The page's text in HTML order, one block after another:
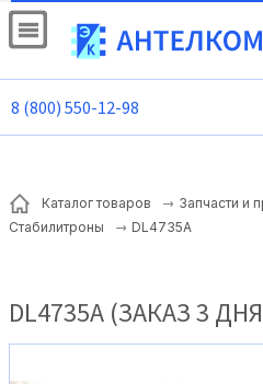
8 (800) 550-12-98
Каталог товаров
Запчасти и
Стабилитроны
DL4735A
DL4735A (ЗАКАЗ 3